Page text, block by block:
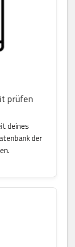
prüfen
deines
der